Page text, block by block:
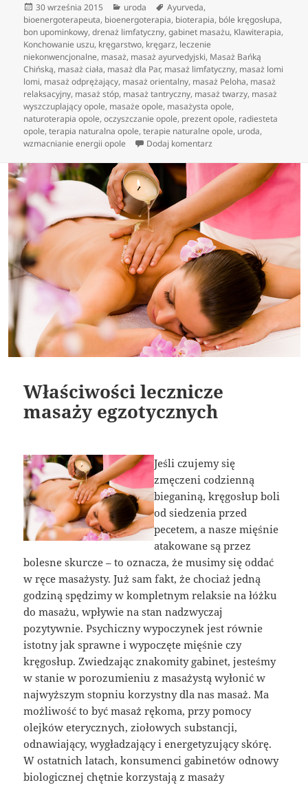
Data
publikacji
30 września 2015 Kategorie
uroda Tagi
Ayurveda,
bioenergoterapeuta, bioenergoterapia, bioterapia, bóle kręgosłupa,
bon upominkowy,drenaż limfatyczny,gabinet masażu, Klawiterapia,
Konchowanie uszu, kręgarstwo, kręgarz, leczenie
niekonwencjonalne, masaż, masaż ayurvedyjski, Masaż Bańką
Chińską, masaż ciała, masaż dla Par, masaż limfatyczny, masaż lomi
lomi, masaż odprężający, masaż orientalny, masaż Peloha, masaż
relaksacyjny, masaż stóp, masaż tantryczny, masaż twarzy, masaż
wyszczuplający opole, masaże opole, masażysta opole,
naturoterapia opole,oczyszczanie opole, prezent opole, radiesteta
opole,terapia naturalna opole,terapie naturalne opole, uroda,
wzmacnianie energii opole
Dodaj komentarz
Właściwości lecznicze
masaży egzotycznych
Jeśli czujemy się
zmęczeni codzienną
bieganiną, kręgosłup boli
od siedzenia przed
pecetem, a nasze mięśnie
atakowane są przez
bolesne skurcze – to oznacza, że musimy się oddać
w ręce masażysty. Już sam fakt, że chociaż jedną
godziną spędzimy w kompletnym relaksie na łóżku
do masażu, wpływie na stan nadzwyczaj
pozytywnie. Psychiczny wypoczynek jest równie
istotny jak sprawne i wypoczęte mięśnie czy
kręgosłup. Zwiedzając znakomity gabinet, jesteśmy
w stanie w porozumieniu z masażystą wyłonić w
najwyższym stopniu korzystny dla nas masaż. Ma
możliwość to być masaż rękoma, przy pomocy
olejków eterycznych, ziołowych substancji,
odnawiający, wygładzający i energetyzujący skórę.
W ostatnich latach, konsumenci gabinetów odnowy
biologicznej chętnie korzystają z masaży